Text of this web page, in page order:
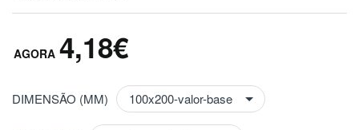
4,18€
DIMENSÃO (MM)